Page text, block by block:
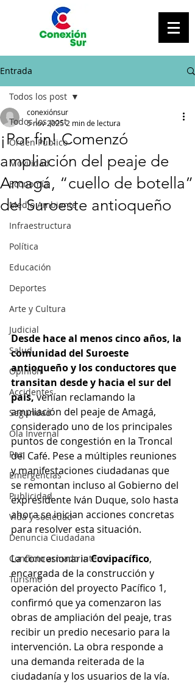
Entrada
Todos los post
Orden Público
Movilidad
Economía
Medio Ambiente
Infraestructura
Política
Educación
Deportes
Arte y Cultura
Judicial
Salud
Opinión
Accidentes
Seguridad
Ola Invernal
Paz
Emergencias
Publicidad
Vida y sociedad
Denuncia Ciudadana
Conflicto armado interno
Turismo
Todos los post
¡Por fin! Comenzó
ampliación del peaje de
Amagá, “cuello de botella”
del Suroeste antioqueño
conexiónsur
5 nov 20252 min de lectura
Desde hace al menos cinco años, la
comunidad del Suroeste
antioqueño y los conductores que
transitan desde y hacia el sur del
país, venían reclamando la
ampliación del peaje de Amagá,
considerado uno de los principales
puntos de congestión en la Troncal
del Café. Pese a múltiples reuniones
y manifestaciones ciudadanas que
se remontan incluso al Gobierno del
expresidente Iván Duque, solo hasta
ahora se inician acciones concretas
para resolver esta situación.
La concesionaria Covipacífico,
encargada de la construcción y
operación del proyecto Pacífico 1,
confirmó que ya comenzaron las
obras de ampliación del peaje, tras
recibir un predio necesario para la
intervención. La obra responde a
una demanda reiterada de la
ciudadanía y los usuarios de la vía.